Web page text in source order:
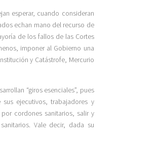
esperar, cuando consideran
echan mano del recurso de
de los fallos de las Cortes
imponer al Gobierno una
y Catástrofe, Mercurio
“giros esenciales”, pues
ejecutivos, trabajadores y
cordones sanitarios, salir y
Vale decir, dada su